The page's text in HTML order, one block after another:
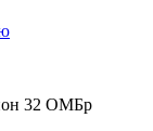
32 ОМБр